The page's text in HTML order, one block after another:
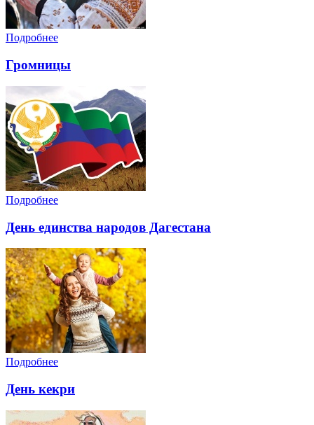
Подробнее
Громницы
Подробнее
День единства народов Дагестана
Подробнее
День кекри